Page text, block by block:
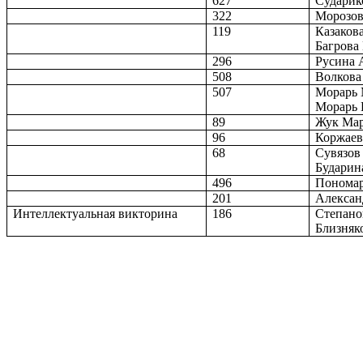
322
119
296
Русина
508
507
Морарь
Морарь
89
Жук
96
68
496
201
Интеллектуальная викторина
186